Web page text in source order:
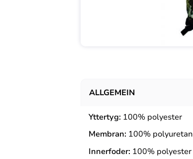
ALLGEMEIN
Yttertyg: 100% polyester
Membran: 100% polyuretan
Innerfoder: 100% polyester